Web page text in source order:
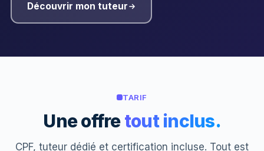
Découvrir mon tuteur
TARIF
Une offretout inclus.
CPF, tuteur dédié et certification incluse. Tout est